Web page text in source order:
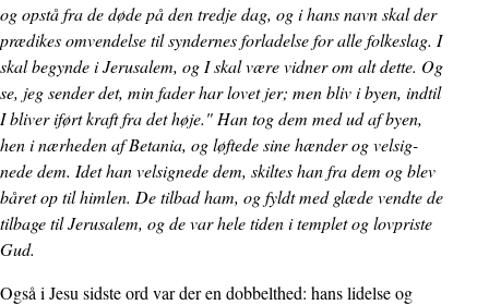
og opstå fra de døde på den tredje dag, og i hans navn skal der
prædikes omvendelse til syndernes forladelse for alle folkeslag. I
skal begynde i Jerusalem, og I skal være vidner om alt dette. Og
se, jeg sender det, min fader har lovet jer; men bliv i byen, indtil
I bliver iført kraft fra det høje." Han tog dem med ud af byen,
hen i nærheden af Betania, og løftede sine hænder og velsig-
nede dem. Idet han velsignede dem, skiltes han fra dem og blev
båret op til himlen. De tilbad ham, og fyldt med glæde vendte de
tilbage til Jerusalem, og de var hele tiden i templet og lovpriste
Gud.
Også i Jesu sidste ord var der en dobbelthed: hans lidelse og